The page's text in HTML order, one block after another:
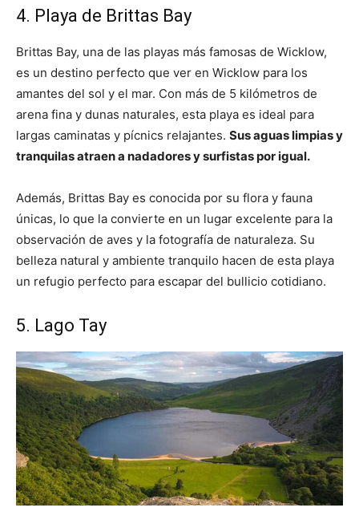
4. Playa de Brittas Bay
Brittas Bay, una de las playas más famosas de Wicklow,
es un destino perfecto que ver en Wicklow para los
amantes del sol y el mar. Con más de 5 kilómetros de
arena fina y dunas naturales, esta playa es ideal para
largas caminatas y pícnics relajantes. Sus aguas limpias y
tranquilas atraen a nadadores y surfistas por igual.
Además, Brittas Bay es conocida por su flora y fauna
únicas, lo que la convierte en un lugar excelente para la
observación de aves y la fotografía de naturaleza. Su
belleza natural y ambiente tranquilo hacen de esta playa
un refugio perfecto para escapar del bullicio cotidiano.
5. Lago Tay